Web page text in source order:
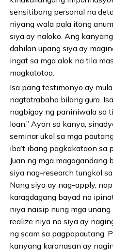
sensitibong personal na
niyang wala pala itong
siya ay naloko. Ang
dahilan upang siya ay
ingat sa mga alok na tila
magkatotoo.
Isa pang testimonyo ay
nagtatrabaho bilang guro.
nagbigay ng paniniwala sa
loan.” Ayon sa kanya,
seminar ukol sa mga
iba’t ibang pagkakataon sa
Juan ng mga magagandang
siya nag-research tungkol
Nang siya ay nag-apply,
karagdagang bayad na
niya naisip nung mga
realize niya na siya ay
ng scam sa pagpapautang.
kanyang karanasan ay